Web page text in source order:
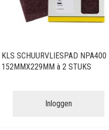
KLS SCHUURVLIESPAD NPA400
152MMX229MM à 2 STUKS
Inloggen